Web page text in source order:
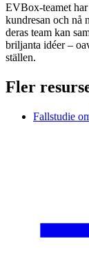
EVBox-teamet
kundresan och nå
deras team kan
briljanta idéer –
ställen.
Fler
Fallstudie